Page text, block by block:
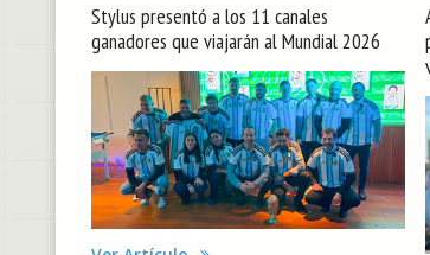
Stylus presentó a los 11 canales
ganadores que viajarán al Mundial 2026